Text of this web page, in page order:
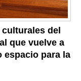
del
que vuelve a
espacio para la